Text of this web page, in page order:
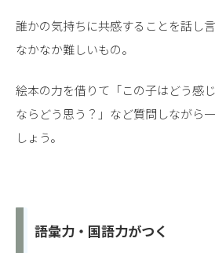
誰かの気持ちに共感することを話し
なかなか難しいもの。
絵本の力を借りて「この子はどう感
ならどう思う？」など質問しながら
しょう。
語彙力・国語力がつく